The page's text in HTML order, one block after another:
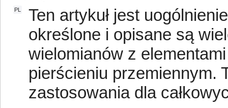
PL
Ten artykuł jest
określone i opisane są
wielomianów z
pierścieniu przemiennym.
zastosowania dla